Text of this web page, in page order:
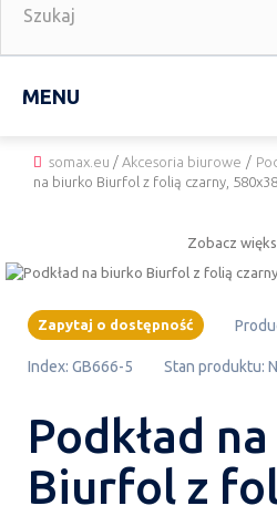
MENU
somax.eu / Akcesoria biurowe /
na biurko Biurfol z folią czarny,
Zobacz
Zapytaj o dostępność
Index: GB666-5 Stan produktu:
Podkład
Biurfol z